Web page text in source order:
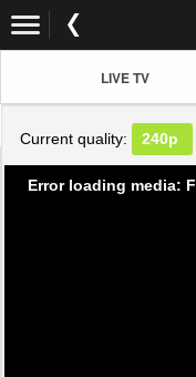
LIVE TV
Current quality: 240p
Error loading media: